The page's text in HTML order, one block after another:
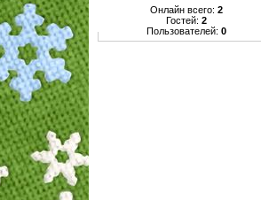
Онлайн всего: 2
Гостей: 2
Пользователей: 0